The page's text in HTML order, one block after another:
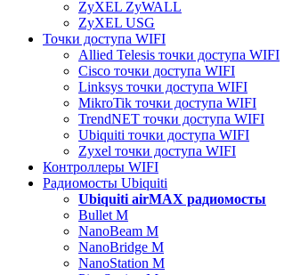
ZyXEL ZyWALL
ZyXEL USG
Точки доступа WIFI
Allied Telesis точки доступа WIFI
Cisco точки доступа WIFI
Linksys точки доступа WIFI
MikroTik точки доступа WIFI
TrendNET точки доступа WIFI
Ubiquiti точки доступа WIFI
Zyxel точки доступа WIFI
Контроллеры WIFI
Радиомосты Ubiquiti
Ubiquiti airMAX радиомосты
Bullet M
NanoBeam M
NanoBridge M
NanoStation M